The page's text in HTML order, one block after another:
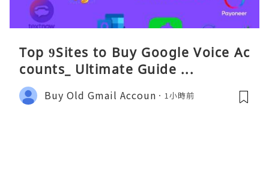
Top 9Sites to Buy Google Voice Ac
counts_ Ultimate Guide ...
Buy Old Gmail Accoun 1小時前